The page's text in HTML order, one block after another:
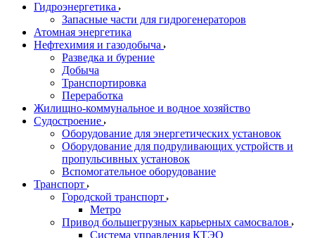
Гидроэнергетика
Запасные части для гидрогенераторов
Атомная энергетика
Нефтехимия и газодобыча
Разведка и бурение
Добыча
Транспортировка
Переработка
Жилищно-коммунальное и водное хозяйство
Судостроение
Оборудование для энергетических установок
Оборудование для подруливающих устройств и
пропульсивных установок
Вспомогательное оборудование
Транспорт
Городской транспорт
Метро
Привод большегрузных карьерных самосвалов
Система управления КТЭО